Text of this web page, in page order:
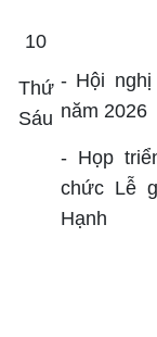
10
Thứ
Sáu
- Hội
năm 2026
- Họp
chức Lễ
Hạnh